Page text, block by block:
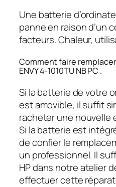
Une batterie
panne en raison d’un
facteurs. Chaleur,
Comment faire
ENVY 4-1010TU NB PC .
Si la batterie de votre
est amovible, il suffit
racheter une nouvelle
Si la batterie est
de confier le
un professionnel. Il
HP dans notre atelier
effectuer cette